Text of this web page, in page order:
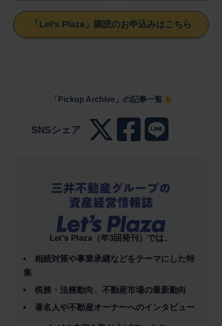
「Let’s Plaza」購読のお申込みはこちら
「Pickup Archive」の記事一覧
SNSシェア
Let’s Plaza（年3回発刊）では、
相続対策や事業承継などをテーマにした特
集
税務・法務動向、不動産市場の最新動向
著名人や不動産オーナーへのインタビュー